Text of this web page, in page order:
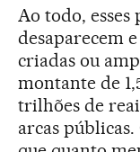
Ao todo, esses
desaparecem
criadas ou
montante de
trilhões de
arcas